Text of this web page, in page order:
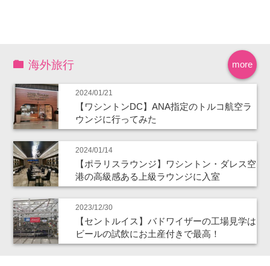
more
海外旅行
2024/01/21
【ワシントンDC】ANA指定のトルコ航空ラ
ウンジに行ってみた
2024/01/14
【ポラリスラウンジ】ワシントン・ダレス空
港の高級感ある上級ラウンジに入室
2023/12/30
【セントルイス】バドワイザーの工場見学は
ビールの試飲にお土産付きで最高！